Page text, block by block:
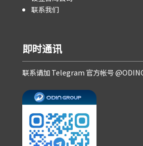
联系我们
即时通讯
联系请加 Telegram 官方帐号